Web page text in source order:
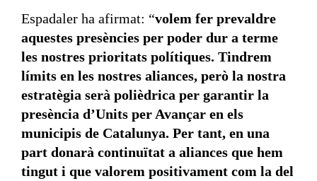
Espadaler ha afirmat: “volem fer prevaldre
aquestes presències per poder dur a terme
les nostres prioritats polítiques. Tindrem
límits en les nostres aliances, però la nostra
estratègia serà polièdrica per garantir la
presència d’Units per Avançar en els
municipis de Catalunya. Per tant, en una
part donarà continuïtat a aliances que hem
tingut i que valorem positivament com la del